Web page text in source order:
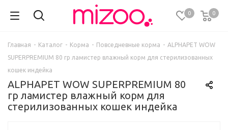
0 0
Главная - Каталог - Корма - Повседневные корма - ALPHAPET WOW
SUPERPREMIUM 80 гр ламистер влажный корм для стерилизованных
кошек индейка
ALPHAPET WOW SUPERPREMIUM 80
гр ламистер влажный корм для
стерилизованных кошек индейка